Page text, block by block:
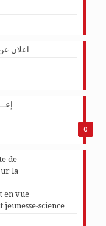
اعلان
0
de
la
en vue
jeunesse-science